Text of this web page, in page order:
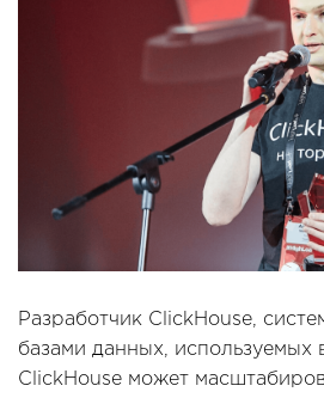
Разработчик ClickHouse,
базами данных, используемых
ClickHouse может